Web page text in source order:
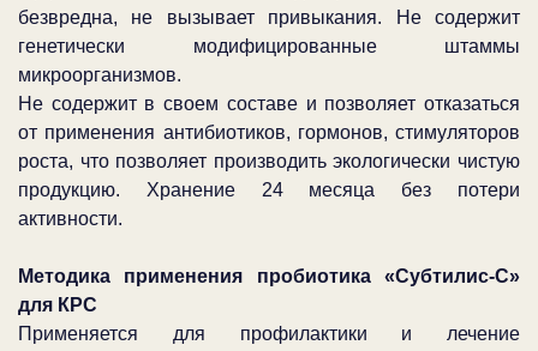
безвредна, не вызывает привыкания. Не содержит
генетически модифицированные штаммы
микроорганизмов.
Не содержит в своем составе и позволяет отказаться
от применения антибиотиков, гормонов, стимуляторов
роста, что позволяет производить экологически чистую
продукцию. Хранение 24 месяца без потери
активности.
Методика применения пробиотика «Субтилис-С»
для КРС
Применяется для профилактики и лечение